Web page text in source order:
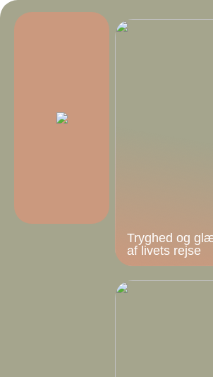
Tryghed og
af livets rejse